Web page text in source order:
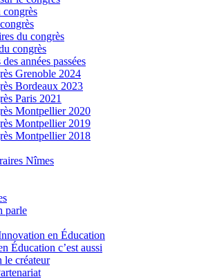
du congrès
congrès
années passées
Grenoble 2024
Bordeaux 2023
Paris 2021
Montpellier 2020
Montpellier 2019
Montpellier 2018
Nîmes
parle
en Éducation
Éducation c’est aussi
le créateur